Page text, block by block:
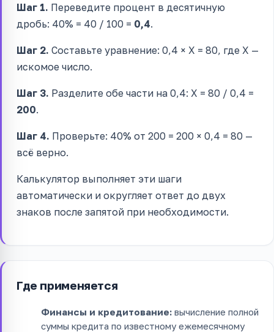
Шаг 1. Переведите процент в десятичную
дробь: 40% = 40 / 100 = 0,4.
Шаг 2. Составьте уравнение: 0,4 × X = 80, где X —
искомое число.
Шаг 3. Разделите обе части на 0,4: X = 80 / 0,4 =
200.
Шаг 4. Проверьте: 40% от 200 = 200 × 0,4 = 80 —
всё верно.
Калькулятор выполняет эти шаги
автоматически и округляет ответ до двух
знаков после запятой при необходимости.
Где применяется
Финансы и кредитование: вычисление полной
суммы кредита по известному ежемесячному